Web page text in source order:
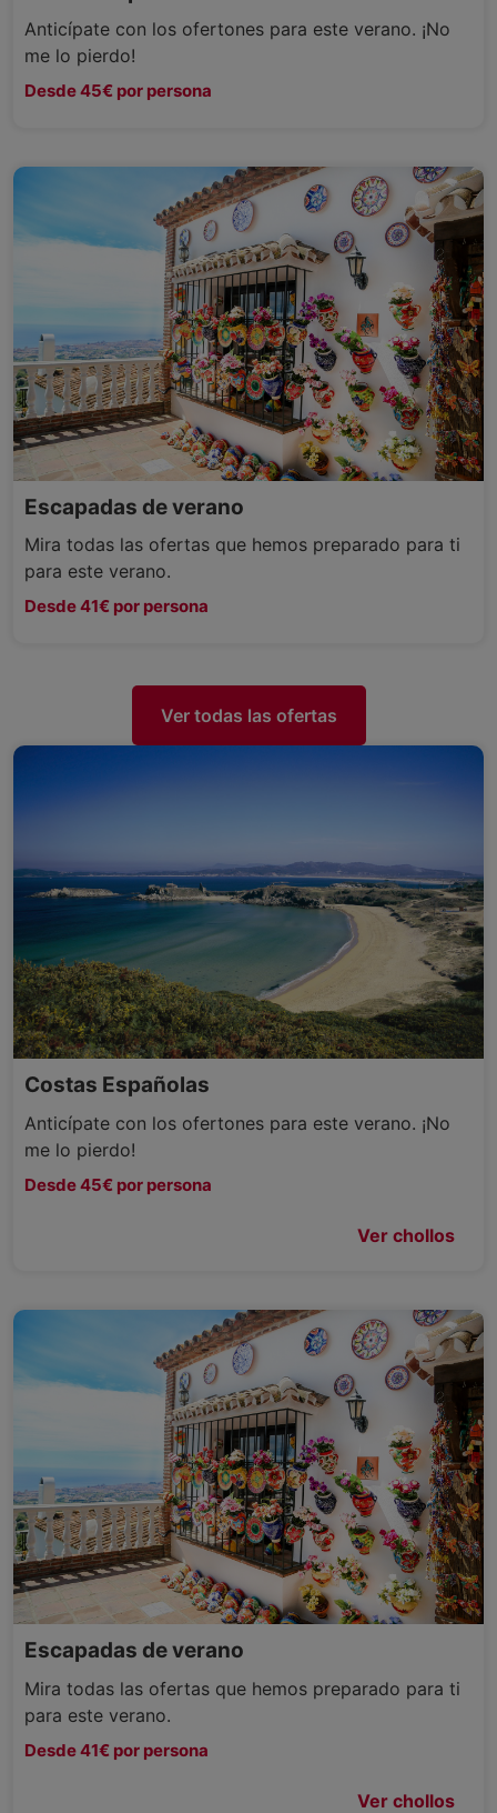
Anticípate con los ofertones para este verano. ¡No
me lo pierdo!
Desde 45€ por persona
Escapadas de verano
Mira todas las ofertas que hemos preparado para ti
para este verano.
Desde 41€ por persona
Ver todas las ofertas
Costas Españolas
Anticípate con los ofertones para este verano. ¡No
me lo pierdo!
Desde 45€ por persona
Ver chollos
Escapadas de verano
Mira todas las ofertas que hemos preparado para ti
para este verano.
Desde 41€ por persona
Ver chollos